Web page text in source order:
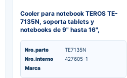
Cooler para notebook TEROS TE-
7135N, soporta tablets y
notebooks de 9" hasta 16",
Nro. parte
TE7135N
Nro. interno
427605-1
Marca